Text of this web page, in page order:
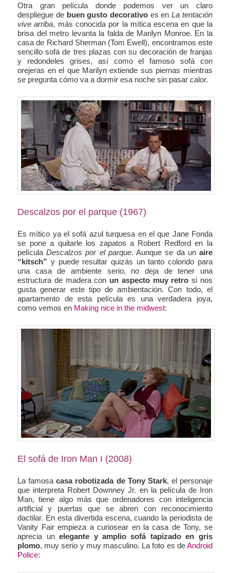
Otra gran película donde podemos ver un claro
despliegue de buen gusto decorativo es enLa tentación
vive arriba, más conocida por la mítica escena en que la
brisa del metro levanta la falda de Marilyn Monroe. En la
casa de Richard Sherman (Tom Ewell), encontramos este
sencillo sofá de tres plazas con su decoración de franjas
y redondeles grises, así como el famoso sofá con
orejeras en el que Marilyn extiende sus piernas mientras
se pregunta cómo va a dormir esa noche sin pasar calor.
Descalzos por el parque (1967)
Es mítico ya el sofá azul turquesa en el que Jane Fonda
se pone a quitarle los zapatos a Robert Redford en la
películaDescalzos por el parque. Aunque se da un aire
“kitsch” y puede resultar quizás un tanto colorido para
una casa de ambiente serio, no deja de tener una
estructura de madera con un aspecto muy retro si nos
gusta generar este tipo de ambientación. Con todo, el
apartamento de esta película es una verdadera joya,
como vemos en Making nice in the midwest:
El sofá de Iron Man I (2008)
La famosacasa robotizada de Tony Stark, el personaje
que interpreta Robert Downney Jr. en la película de Iron
Man, tiene algo más que ordenadores con inteligencia
artificial y puertas que se abren con reconocimiento
dactilar. En esta divertida escena, cuando la periodista de
Vanity Fair empieza a curiosear en la casa de Tony, se
aprecia unelegante y amplio sofá tapizado en gris
plomo, muy serio y muy masculino. La foto es deAndroid
Police: